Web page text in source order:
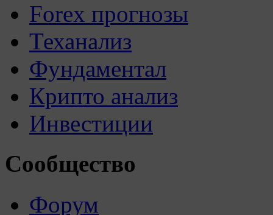
Forex прогнозы
Теханализ
Фундаментал
Крипто анализ
Инвестиции
Сообщество
Форум